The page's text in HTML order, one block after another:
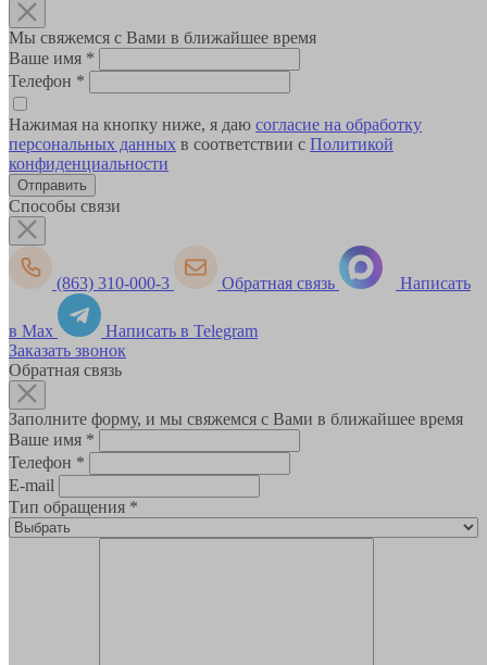
Мы свяжемся с Вами в ближайшее время
Ваше имя *
Телефон *
Нажимая на кнопку ниже, я даю согласие на обработку
персональных данных в соответствии с Политикой
конфиденциальности
Способы связи
(863) 310-000-3 Обратная связь Написать
в Max
Написать в Telegram
Заказать звонок
Обратная связь
Заполните форму, и мы свяжемся с Вами в ближайшее время
Ваше имя *
Телефон *
E-mail
Тип обращения *